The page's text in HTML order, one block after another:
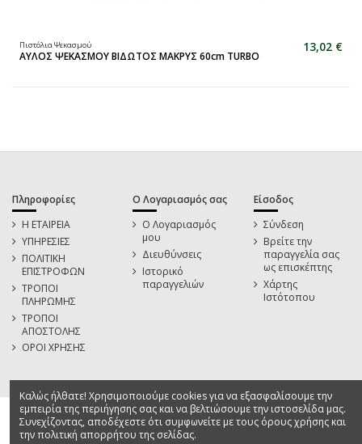
Πιστόλια Ψεκασμού
ΑΥΛΟΣ ΨΕΚΑΣΜΟΥ ΒΙΔΩΤΟΣ ΜΑΚΡΥΣ 60cm TURBO
13,02 €
Πληροφορίες
Η ΕΤΑΙΡΕΙΑ
ΥΠΗΡΕΣΙΕΣ
ΠΟΛΙΤΙΚΗ
ΕΠΙΣΤΡΟΦΩΝ
ΤΡΟΠΟΙ
ΠΛΗΡΩΜΗΣ
ΤΡΟΠΟΙ
ΑΠΟΣΤΟΛΗΣ
ΟΡΟΙ ΧΡΗΣΗΣ
Ο Λογαριασμός σας
Ο Λογαριασμός
μου
Διευθύνσεις
Ιστορικό
παραγγελιών
Είσοδος
Σύνδεση
Βρείτε την
παραγγελία σας
ως επισκέπτης
Χάρτης
Ιστότοπου
Καλώς ήλθατε! Χρησιμοποιούμε cookies για να εξασφαλίσουμε την
εμπειρία της περιήγησης σας και να βελτιώσουμε την ιστοσελίδα μας.
Συνεχίζοντας, αποδέχεστε ότι συμφωνείτε με τους όρους χρήσης και
την πολιτική απορρήτου της σελίδας.